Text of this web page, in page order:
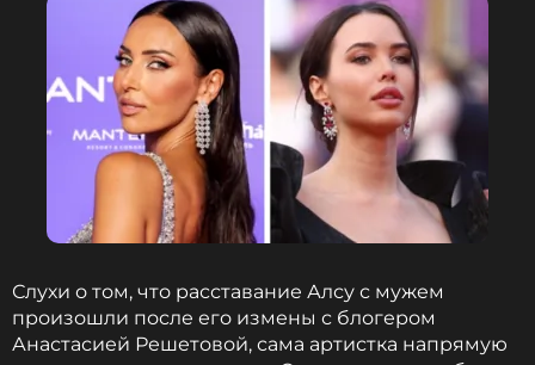
Слухи о том, что расставание Алсу с мужем
произошли после его измены с блогером
Анастасией Решетовой, сама артистка напрямую